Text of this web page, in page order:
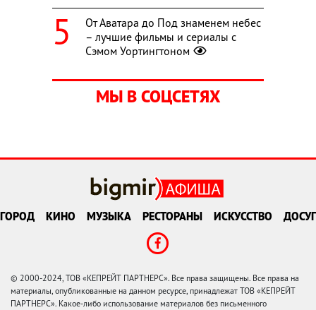
От Аватара до Под знаменем небес
– лучшие фильмы и сериалы с
Сэмом Уортингтоном
МЫ В СОЦСЕТЯХ
ГОРОД КИНО МУЗЫКА РЕСТОРАНЫ ИСКУССТВО ДОСУГ
© 2000-2024, ТОВ «КЕПРЕЙТ ПАРТНЕРС». Все права защищены. Все права на
материалы, опубликованные на данном ресурсе, принадлежат ТОВ «КЕПРЕЙТ
ПАРТНЕРС». Какое-либо использование материалов без письменного